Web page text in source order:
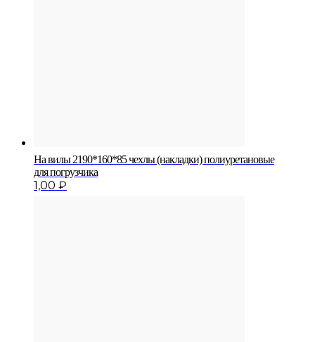
На вилы 2190*160*85 чехлы (накладки) полиуретановые
для погрузчика
1,00 ₽